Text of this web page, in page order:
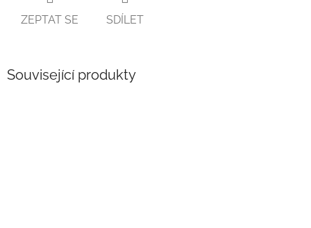
ZEPTAT SE SDÍLET
Související produkty